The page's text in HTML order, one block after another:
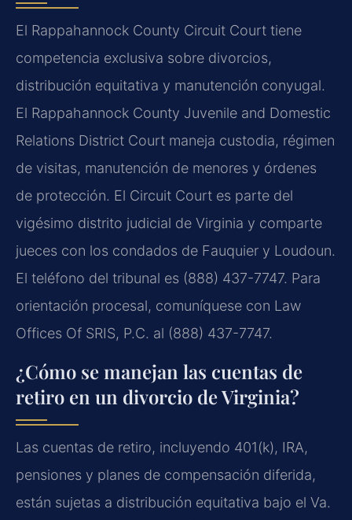
El Rappahannock County Circuit Court tiene
competencia exclusiva sobre divorcios,
distribución equitativa y manutención conyugal.
El Rappahannock County Juvenile and Domestic
Relations District Court maneja custodia, régimen
de visitas, manutención de menores y órdenes
de protección. El Circuit Court es parte del
vigésimo distrito judicial de Virginia y comparte
jueces con los condados de Fauquier y Loudoun.
El teléfono del tribunal es (888) 437-7747. Para
orientación procesal, comuníquese con Law
Offices Of SRIS, P.C. al (888) 437-7747.
¿Cómo se manejan las cuentas de
retiro en un divorcio de Virginia?
Las cuentas de retiro, incluyendo 401(k), IRA,
pensiones y planes de compensación diferida,
están sujetas a distribución equitativa bajo el Va.